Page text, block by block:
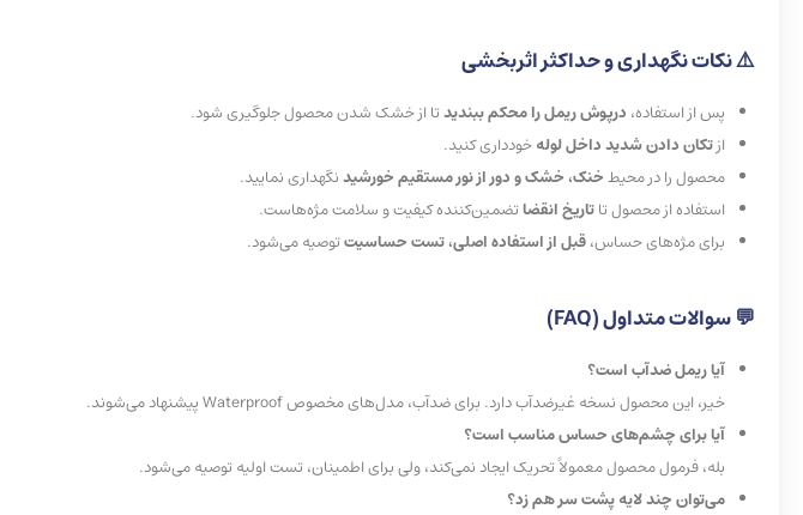
⚠️نکاتنگهداریوحداکثراثربخشی
پس از استفاده، درپوش ریمل را محکم ببندیدتا از خشک شدن محصول جلوگیری شود.
ازتکان دادن شدید داخل لولهخودداری کنید.
محصول را در محیطخنک، خشک و دور از نور مستقیم خورشیدنگهداری نمایید.
استفاده از محصول تاتاریخ انقضاتضمین‌کننده کیفیت و سلامت مژه‌هاست.
برای مژه‌های حساس،قبل از استفاده اصلی، تست حساسیتتوصیه می‌شود.
💬سوالاتمتداول(FAQ)
آیا ریمل ضدآب است؟
خیر، این محصول نسخه غیرضدآب دارد. برای ضدآب، مدل‌های مخصوصWaterproofپیشنهاد می‌شوند.
آیا برای چشم‌های حساس مناسب است؟
بله، فرمول محصول معمولاً تحریک ایجاد نمی‌کند، ولی برای اطمینان، تست اولیه توصیه می‌شود.
می‌توان چند لایه پشت سر هم زد؟